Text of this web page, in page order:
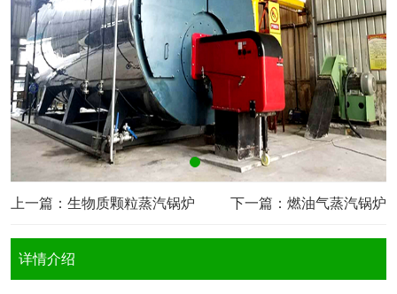
上一篇： 生物质颗粒蒸汽锅炉 下一篇：燃油气蒸汽锅炉
详情介绍